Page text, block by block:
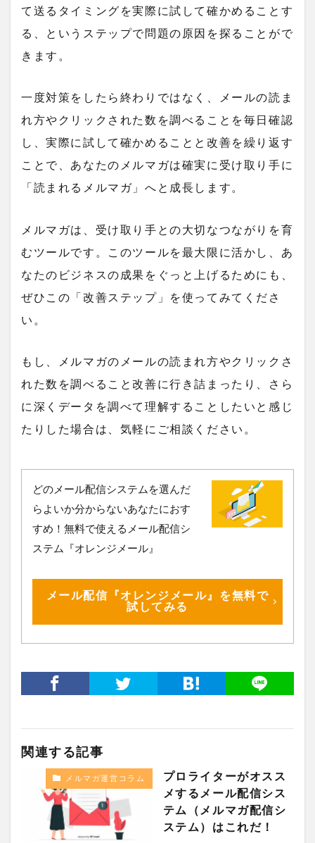
て送るタイミングを実際に試して確かめることす
る、というステップで問題の原因を探ることがで
きます。
一度対策をしたら終わりではなく、メールの読ま
れ方やクリックされた数を調べることを毎日確認
し、実際に試して確かめることと改善を繰り返す
ことで、あなたのメルマガは確実に受け取り手に
「読まれるメルマガ」へと成長します。
メルマガは、受け取り手との大切なつながりを育
むツールです。このツールを最大限に活かし、あ
なたのビジネスの成果をぐっと上げるためにも、
ぜひこの「改善ステップ」を使ってみてくださ
い。
もし、メルマガのメールの読まれ方やクリックさ
れた数を調べること改善に行き詰まったり、さら
に深くデータを調べて理解することしたいと感じ
たりした場合は、気軽にご相談ください。
どのメール配信システムを選んだ
らよいか分からないあなたにおす
すめ！無料で使えるメール配信シ
ステム『オレンジメール』
メール配信『オレンジメール』を無料で
試してみる
関連する記事
メルマガ運営コラム
プロライターがオスス
メするメール配信シス
テム（メルマガ配信シ
ステム）はこれだ！